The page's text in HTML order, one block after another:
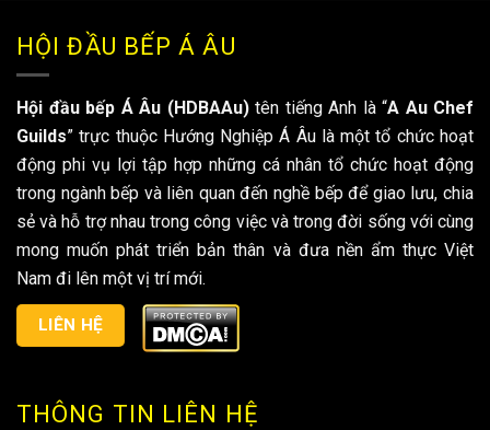
HỘI ĐẦU BẾP Á ÂU
Hội đầu bếp Á Âu (HDBAAu)tên tiếng Anh là “A Au Chef
Guilds” trực thuộc Hướng Nghiệp Á Âu là một tổ chức hoạt
động phi vụ lợi tập hợp những cá nhân tổ chức hoạt động
trong ngành bếp và liên quan đến nghề bếp để giao lưu, chia
sẻ và hỗ trợ nhau trong công việc và trong đời sống với cùng
mong muốn phát triển bản thân và đưa nền ẩm thực Việt
Nam đi lên một vị trí mới.
LIÊN HỆ
THÔNG TIN LIÊN HỆ